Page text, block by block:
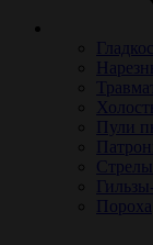
Пули
Стрелы
Пороха